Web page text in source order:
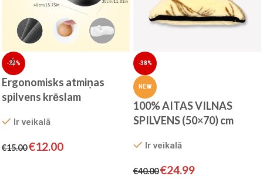
-20%
Ergonomisks atmiņas
spilvens krēslam
Ir veikalā
€15.00€12.00
-38%
NEW
100% AITAS VILNAS
SPILVENS (50×70) cm
Ir veikalā
€40.00€24.99